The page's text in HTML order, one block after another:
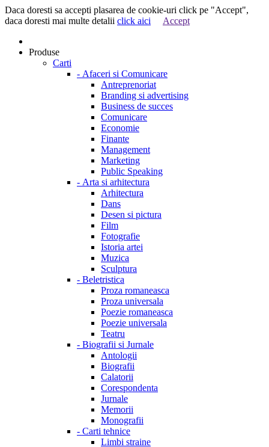
Daca doresti sa accepti plasarea de cookie-uri click pe "Accept",
daca doresti mai multe detalii click aici Accept
Produse
Carti
- Afaceri si Comunicare
Antreprenoriat
Branding si advertising
Business de succes
Comunicare
Economie
Finante
Management
Marketing
Public Speaking
- Arta si arhitectura
Arhitectura
Dans
Desen si pictura
Film
Fotografie
Istoria artei
Muzica
Sculptura
- Beletristica
Proza romaneasca
Proza universala
Poezie romaneasca
Poezie universala
Teatru
- Biografii si Jurnale
Antologii
Biografii
Calatorii
Corespondenta
Jurnale
Memorii
Monografii
- Carti tehnice
Limbi straine